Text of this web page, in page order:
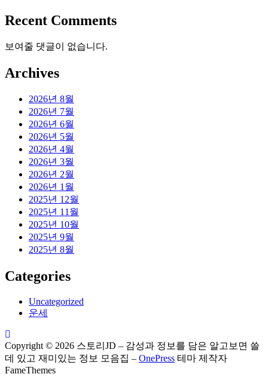
Recent Comments
보여줄 댓글이 없습니다.
Archives
2026년 8월
2026년 7월
2026년 6월
2026년 5월
2026년 4월
2026년 3월
2026년 2월
2026년 1월
2025년 12월
2025년 11월
2025년 10월
2025년 9월
2025년 8월
Categories
Uncategorized
운세
Copyright © 2026 스토리JD – 감성과 정보를 담은 알고보면 쓸
데 있고 재미있는 정보 모음집 – OnePress 테마 제작자
FameThemes